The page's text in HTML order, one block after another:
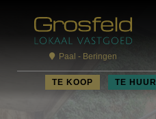
Paal - Beringen
TE KOOP TE HUUR